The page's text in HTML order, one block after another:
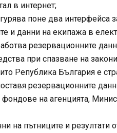
в интернет;
поне два
и данни на екипажа в
резервационните
при спазване на
Република България е
резервационните
на агенцията,
на пътниците и резултати